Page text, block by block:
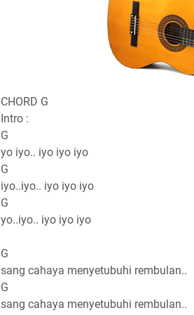
CHORD G
Intro :
G
yo iyo.. iyo iyo iyo
G
iyo..iyo.. iyo iyo iyo
G
yo..iyo.. iyo iyo iyo
G
sang cahaya menyetubuhi rembulan..
G
sang cahaya menyetubuhi rembulan..